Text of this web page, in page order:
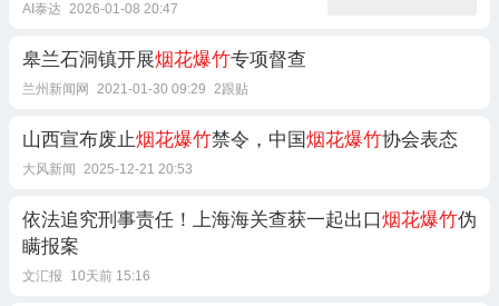
AI泰达 2026-01-08 20:47
皋兰石洞镇开展烟花爆竹专项督查
兰州新闻网 2021-01-30 09:29 2跟贴
山西宣布废止烟花爆竹禁令，中国烟花爆竹协会表态
大风新闻 2025-12-21 20:53
依法追究刑事责任！上海海关查获一起出口 烟花爆竹伪
瞒报案
文汇报 10天前 15:16